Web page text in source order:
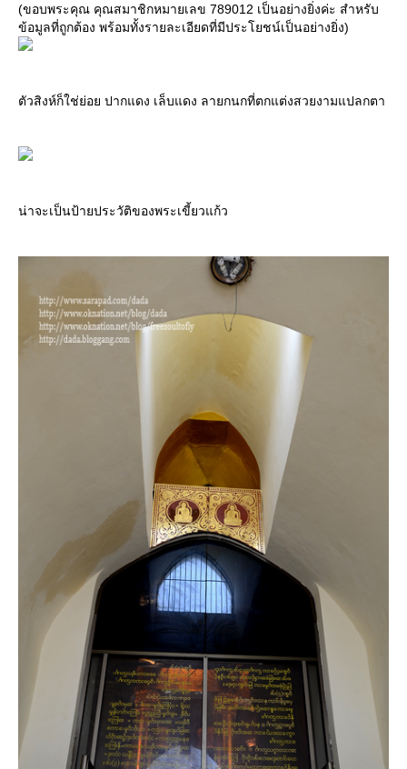
(ขอบพระคุณ คุณสมาชิกหมายเลข 789012 เป็นอย่างยิ่งค่ะ สำหรับ
ข้อมูลที่ถูกต้อง พร้อมทั้งรายละเอียดที่มีประโยชน์เป็นอย่างยิ่ง)
ตัวสิงห์ก็ใช่ย่อย ปากแดง เล็บแดง ลายกนกที่ตกแต่งสวยงามแปลกตา
น่าจะเป็นป้ายประวัติของพระเขี้ยวแก้ว